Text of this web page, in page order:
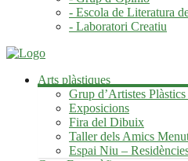
- Escola de Literatura
- Laboratori Creatiu
Arts plàstiques
Grup d’Artistes
Exposicions
Fira del Dibuix
Taller dels Amics
Espai Niu –